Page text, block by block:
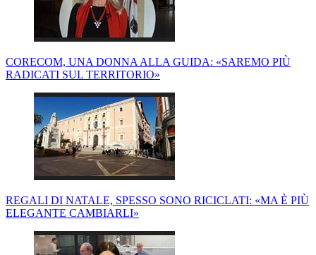
CORECOM, UNA DONNA ALLA GUIDA: «SAREMO PIÙ
RADICATI SUL TERRITORIO»
REGALI DI NATALE, SPESSO SONO RICICLATI: «MA È PIÙ
ELEGANTE CAMBIARLI»